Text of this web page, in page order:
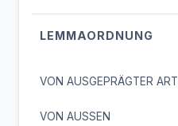
LEMMAORDNUNG
VON AUSGEPRÄGTER ART
VON AUSSEN